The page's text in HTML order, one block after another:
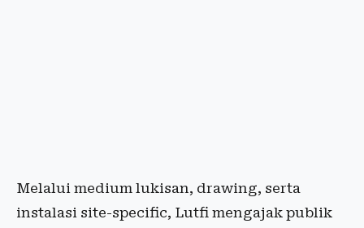
Melalui medium lukisan, drawing, serta
instalasi site-specific, Lutfi mengajak publik